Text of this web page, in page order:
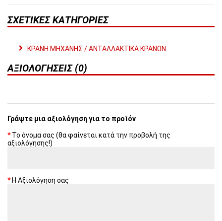
ΣΧΕΤΙΚΈΣ ΚΑΤΗΓΟΡΊΕΣ
ΚΡΑΝΗ ΜΗΧΑΝΗΣ / ΑΝΤΑΛΛΑΚΤΙΚΑ ΚΡΑΝΩΝ
ΑΞΙΟΛΟΓΉΣΕΙΣ (0)
Γράψτε μια αξιολόγηση για το προϊόν
Το όνομα σας (θα φαίνεται κατά την προβολή της
αξιολόγησης!)
Η Αξιολόγηση σας